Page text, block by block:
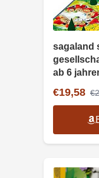
sagaland
ab 6
€19,58